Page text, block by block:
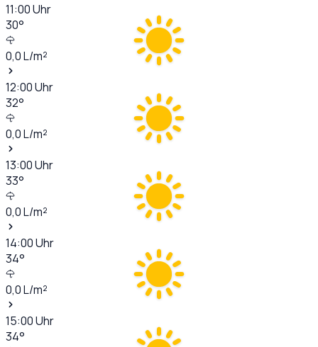
11:00Uhr
30°
0,0L/m²
12:00Uhr
32°
0,0L/m²
13:00Uhr
33°
0,0L/m²
14:00Uhr
34°
0,0L/m²
15:00Uhr
34°